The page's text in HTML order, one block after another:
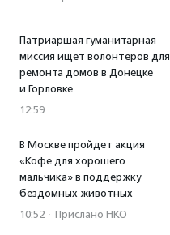
Патриаршая гуманитарная
миссия ищет волонтеров для
ремонта домов в Донецке
и Горловке
12:59
В Москве пройдет акция
«Кофе для хорошего
мальчика» в поддержку
бездомных животных
10:52 · Прислано НКО